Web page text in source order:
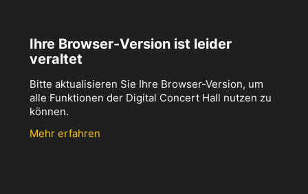
Ihre Browser-Version ist leider
veraltet
Bitte aktualisieren Sie Ihre Browser-Version, um
alle Funktionen der Digital Concert Hall nutzen zu
können.
Mehr erfahren